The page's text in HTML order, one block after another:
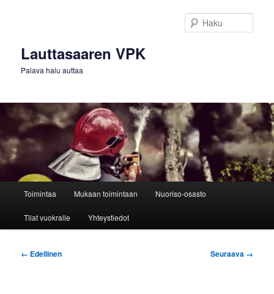
Lauttasaaren VPK
Palava halu auttaa
Toimintaa Mukaan toimintaan Nuoriso-osasto
Tilat vuokralle Yhteystiedot
Kuvien
← Edellinen Seuraava →